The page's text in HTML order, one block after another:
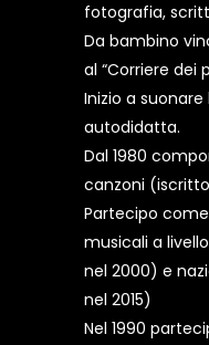
fotografia,
Da bambino
al “Corriere dei
Inizio a
autodidatta.
Dal 1980
canzoni (iscritto
Partecipo
musicali a
nel 2000) e
nel 2015)
Nel 1990